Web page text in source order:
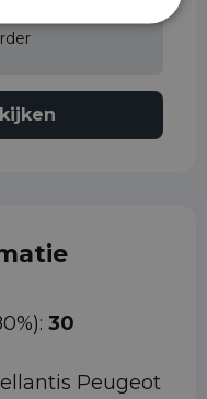
30
Peugeot